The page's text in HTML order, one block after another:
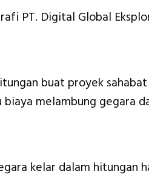
PT. Digital Global
buat proyek
melambung gegara
kelar dalam hitungan